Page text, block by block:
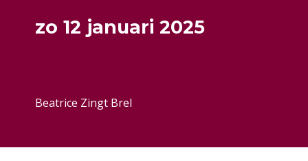
zo 12 januari 2025
Beatrice Zingt Brel